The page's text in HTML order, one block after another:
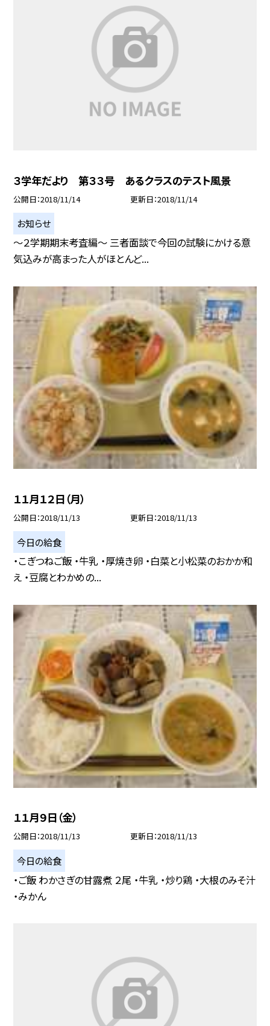
３学年だより 第３３号 あるクラスのテスト風景
公開日 2018/11/14 更新日 2018/11/14
お知らせ
〜２学期期末考査編〜 三者面談で今回の試験にかける意
気込みが高まった人がほとんど...
１１月１２日（月）
公開日 2018/11/13 更新日 2018/11/13
今日の給食
・こぎつねご飯 ・牛乳 ・厚焼き卵 ・白菜と小松菜のおかか和
え ・豆腐とわかめの...
１１月９日（金）
公開日 2018/11/13 更新日 2018/11/13
今日の給食
・ご飯 わかさぎの甘露煮 ２尾 ・牛乳 ・炒り鶏 ・大根のみそ汁
・みかん